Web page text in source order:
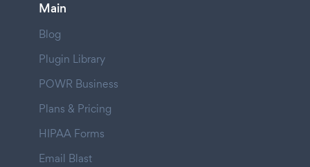
Main
Blog
Plugin Library
POWR Business
Plans & Pricing
HIPAA Forms
Email Blast